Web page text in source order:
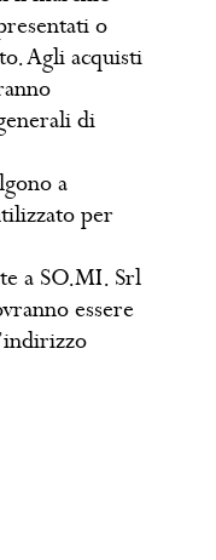
o
Agli acquisti
di
a
per
a SO.MI. Srl
essere